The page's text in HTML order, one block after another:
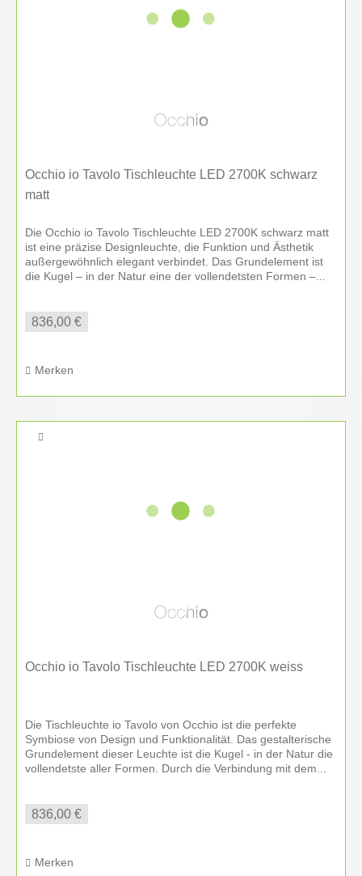
Occhio io Tavolo Tischleuchte LED 2700K schwarz
matt
Die Occhio io Tavolo Tischleuchte LED 2700K schwarz matt
ist eine präzise Designleuchte, die Funktion und Ästhetik
außergewöhnlich elegant verbindet. Das Grundelement ist
die Kugel – in der Natur eine der vollendetsten Formen –...
836,00 €
Merken
Occhio io Tavolo Tischleuchte LED 2700K weiss
Die Tischleuchte io Tavolo von Occhio ist die perfekte
Symbiose von Design und Funktionalität. Das gestalterische
Grundelement dieser Leuchte ist die Kugel - in der Natur die
vollendetste aller Formen. Durch die Verbindung mit dem...
836,00 €
Merken